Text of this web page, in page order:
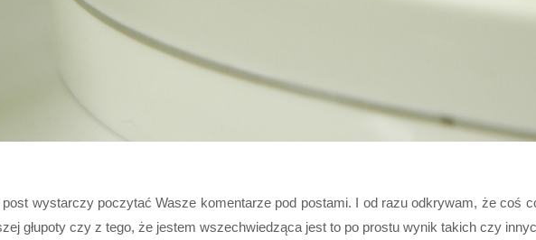
post wystarczy poczytać Wasze komentarze pod postami. I od razu odkrywam, że coś
głupoty czy z tego, że jestem wszechwiedząca jest to po prostu wynik takich czy